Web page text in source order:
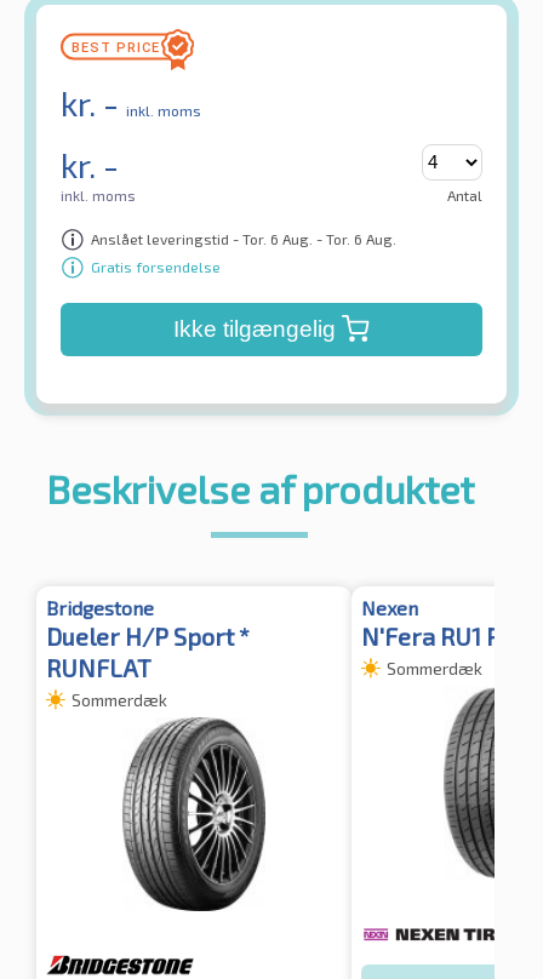
kr. - inkl. moms
kr. -
inkl. moms Antal
Anslået leveringstid - Tor. 6 Aug. - Tor. 6 Aug.
Gratis forsendelse
Ikke tilgængelig
Beskrivelse af produktet
Bridgestone
Dueler H/P Sport *
RUNFLAT
Sommerdæk
Nexen
N'Fera RU1 RPB
Sommerdæk